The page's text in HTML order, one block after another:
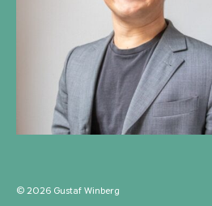
© 2026 Gustaf Winberg